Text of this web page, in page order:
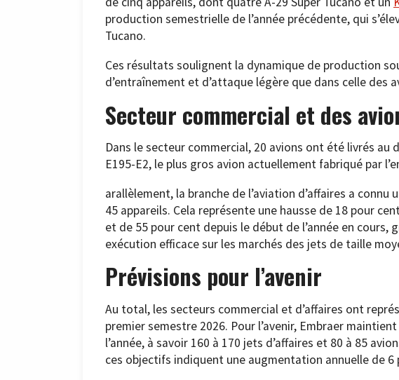
production semestrielle de l’année précédente, qui
Tucano.
Ces résultats soulignent la dynamique de production
d’entraînement et d’attaque légère que dans celle des
Secteur commercial et des
Dans le secteur commercial, 20 avions ont été livrés
E195-E2, le plus gros avion actuellement fabriqué par
arallèlement, la branche de l’aviation d’affaires a
45 appareils. Cela représente une hausse de 18 pour
et de 55 pour cent depuis le début de l’année en cours,
exécution efficace sur les marchés des jets de taille
Prévisions pour l’avenir
Au total, les secteurs commercial et d’affaires ont
premier semestre 2026. Pour l’avenir, Embraer
l’année, à savoir 160 à 170 jets d’affaires et 80 à 85
ces objectifs indiquent une augmentation annuelle de 6